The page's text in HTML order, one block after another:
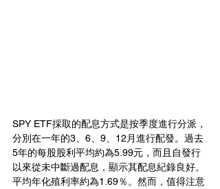
SPY ETF採取的配息方式是按季度進行分派，
分別在一年的3、6、9、12月進行配發。過去
5年的每股股利平均約為5.99元，而且自發行
以來從未中斷過配息，顯示其配息紀錄良好。
平均年化殖利率約為1.69％。然而，值得注意